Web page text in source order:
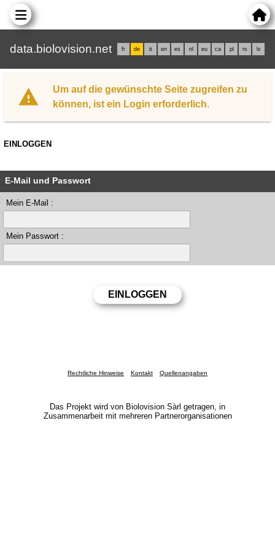
data.biolovision.net fr de it en es nl eu ca pl rs lv
Um auf die gewünschte Seite zugreifen zu
können, ist ein Login erforderlich.
EINLOGGEN
E-Mail und Passwort
Mein E-Mail :
Mein Passwort :
Rechtliche Hinweise Kontakt Quellenangaben
Das Projekt wird von Biolovision Sàrl getragen, in
Zusammenarbeit mit mehreren Partnerorganisationen